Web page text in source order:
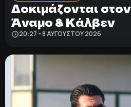
Δοκιμάζονται
Άναμο & Κάλβεν
20:27 - 8 ΑΥΓΟΎΣΤΟΥ 2026